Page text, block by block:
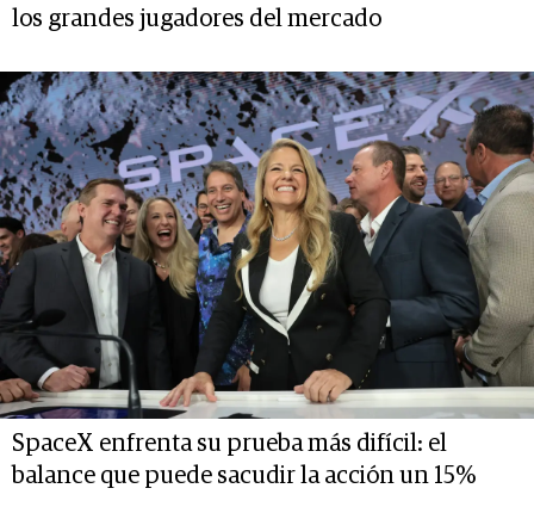
los grandes jugadores del mercado
SpaceX enfrenta su prueba más difícil: el
balance que puede sacudir la acción un 15%